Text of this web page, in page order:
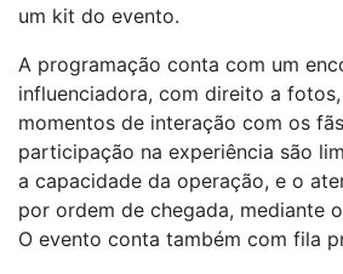
um kit do evento.
A programação conta com um
influenciadora, com direito a
momentos de interação com os
participação na experiência são
a capacidade da operação, e o
por ordem de chegada, mediante
O evento conta também com fila